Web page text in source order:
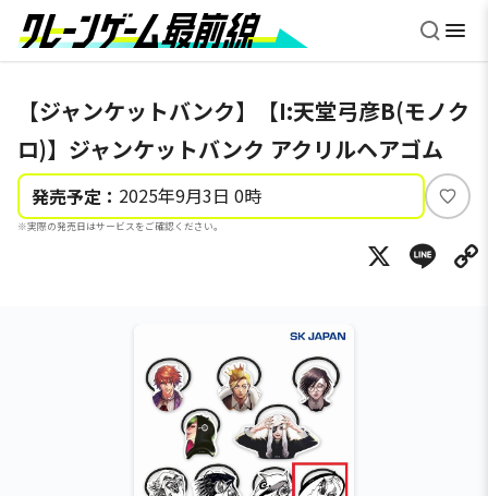
【ジャンケットバンク】【I:天堂弓彦B(モノク
ロ)】ジャンケットバンク アクリルヘアゴム
発売予定： 2025年9月3日 0時
※実際の発売日はサービスをご確認ください。
い
ね
X